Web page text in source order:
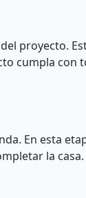
proyecto.
cumpla con
En esta
la casa.